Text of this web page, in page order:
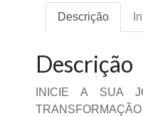
Descrição
Descrição
INICIE A SUA